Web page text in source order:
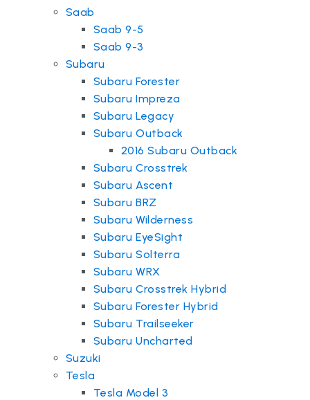
Saab
Saab 9-5
Saab 9-3
Subaru
Subaru Forester
Subaru Impreza
Subaru Legacy
Subaru Outback
2016 Subaru Outback
Subaru Crosstrek
Subaru Ascent
Subaru BRZ
Subaru Wilderness
Subaru EyeSight
Subaru Solterra
Subaru WRX
Subaru Crosstrek Hybrid
Subaru Forester Hybrid
Subaru Trailseeker
Subaru Uncharted
Suzuki
Tesla
Tesla Model 3